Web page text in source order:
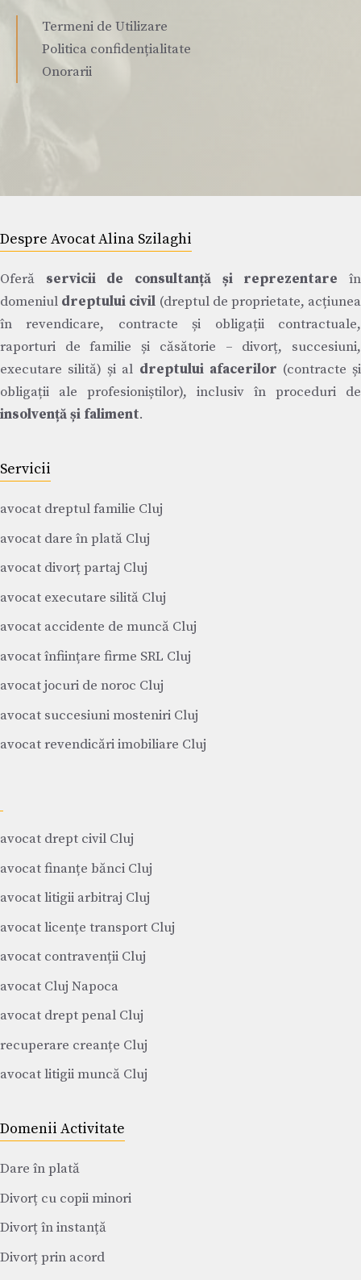
Termeni de Utilizare
Politica confidențialitate
Onorarii
Despre Avocat Alina Szilaghi
Oferă servicii de consultanță și reprezentare în
domeniul dreptului civil (dreptul de proprietate, acțiunea
în revendicare, contracte și obligații contractuale,
raporturi de familie și căsătorie – divorț, succesiuni,
executare silită) și al dreptului afacerilor (contracte și
obligații ale profesioniștilor), inclusiv în proceduri de
insolvență și faliment.
Servicii
avocat dreptul familie Cluj
avocat dare în plată Cluj
avocat divorț partaj Cluj
avocat executare silită Cluj
avocat accidente de muncă Cluj
avocat înființare firme SRL Cluj
avocat jocuri de noroc Cluj
avocat succesiuni mosteniri Cluj
avocat revendicări imobiliare Cluj
avocat drept civil Cluj
avocat finanțe bănci Cluj
avocat litigii arbitraj Cluj
avocat licențe transport Cluj
avocat contravenții Cluj
avocat Cluj Napoca
avocat drept penal Cluj
recuperare creanțe Cluj
avocat litigii muncă Cluj
Domenii Activitate
Dare în plată
Divorț cu copii minori
Divorț în instanță
Divorț prin acord